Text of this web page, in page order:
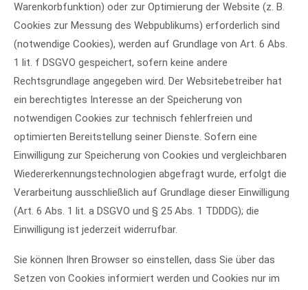
Warenkorbfunktion) oder zur Optimierung der Website (z. B.
Cookies zur Messung des Webpublikums) erforderlich sind
(notwendige Cookies), werden auf Grundlage von Art. 6 Abs.
1 lit. f DSGVO gespeichert, sofern keine andere
Rechtsgrundlage angegeben wird. Der Websitebetreiber hat
ein berechtigtes Interesse an der Speicherung von
notwendigen Cookies zur technisch fehlerfreien und
optimierten Bereitstellung seiner Dienste. Sofern eine
Einwilligung zur Speicherung von Cookies und vergleichbaren
Wiedererkennungstechnologien abgefragt wurde, erfolgt die
Verarbeitung ausschließlich auf Grundlage dieser Einwilligung
(Art. 6 Abs. 1 lit. a DSGVO und § 25 Abs. 1 TDDDG); die
Einwilligung ist jederzeit widerrufbar.
Sie können Ihren Browser so einstellen, dass Sie über das
Setzen von Cookies informiert werden und Cookies nur im